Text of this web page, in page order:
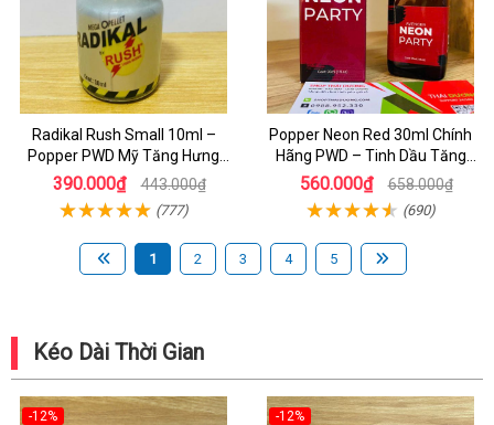
Radikal Rush Small 10ml –
Popper PWD Mỹ Tăng Hưng
Phấn, Kích Thích Cực Mạnh Cho
Cuộc Yêu
390.000₫ 443.000₫
(777)
Popper Neon Red 30ml Chính
Hãng PWD – Tinh Dầu Tăng
Hưng Phấn Cực Mạnh Cho Bot
560.000₫ 658.000₫
(690)
1 2 3 4 5
Kéo Dài Thời Gian
-12%
-12%